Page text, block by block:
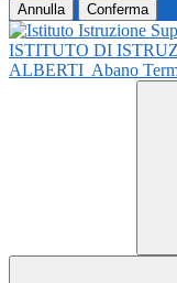
Annulla Conferma
ISTITUTO DI
ALBERTI Abano